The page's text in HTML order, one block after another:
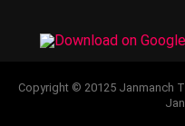
Copyright © 20125 Janmanch